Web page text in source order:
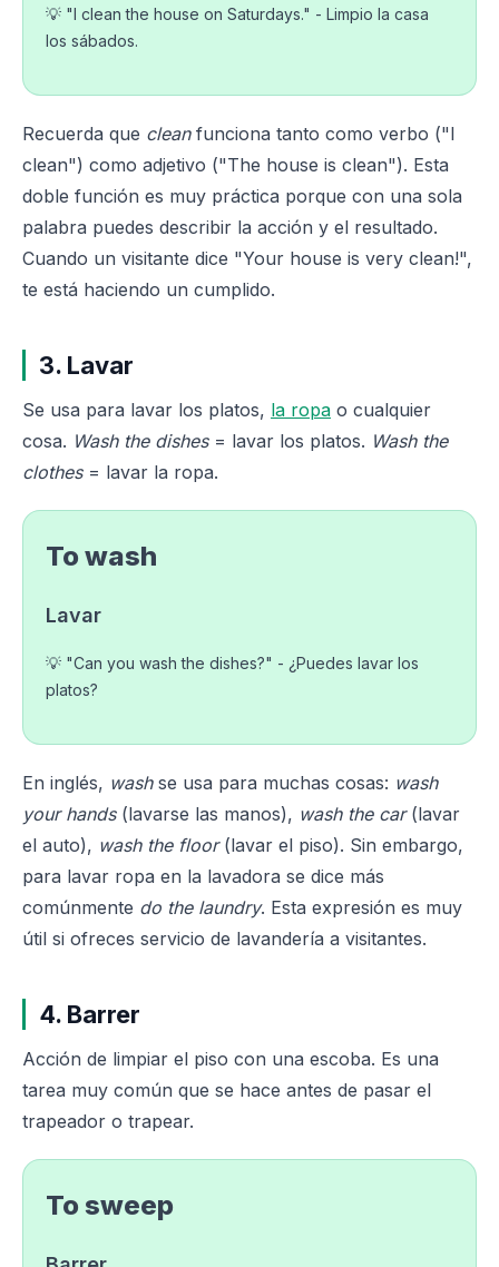
💡 "I clean the house on Saturdays." - Limpio la casa
los sábados.
Recuerda que cleanfunciona tanto como verbo ("I
clean") como adjetivo ("The house is clean"). Esta
doble función es muy práctica porque con una sola
palabra puedes describir la acción y el resultado.
Cuando un visitante dice "Your house is very clean!",
te está haciendo un cumplido.
3. Lavar
Se usa para lavar los platos, la ropa o cualquier
cosa. Wash the dishes= lavar los platos. Wash the
clothes= lavar la ropa.
To wash
Lavar
💡 "Can you wash the dishes?" - ¿Puedes lavar los
platos?
En inglés, washse usa para muchas cosas: wash
your hands(lavarse las manos), wash the car(lavar
el auto), wash the floor(lavar el piso). Sin embargo,
para lavar ropa en la lavadora se dice más
comúnmente do the laundry. Esta expresión es muy
útil si ofreces servicio de lavandería a visitantes.
4. Barrer
Acción de limpiar el piso con una escoba. Es una
tarea muy común que se hace antes de pasar el
trapeador o trapear.
To sweep